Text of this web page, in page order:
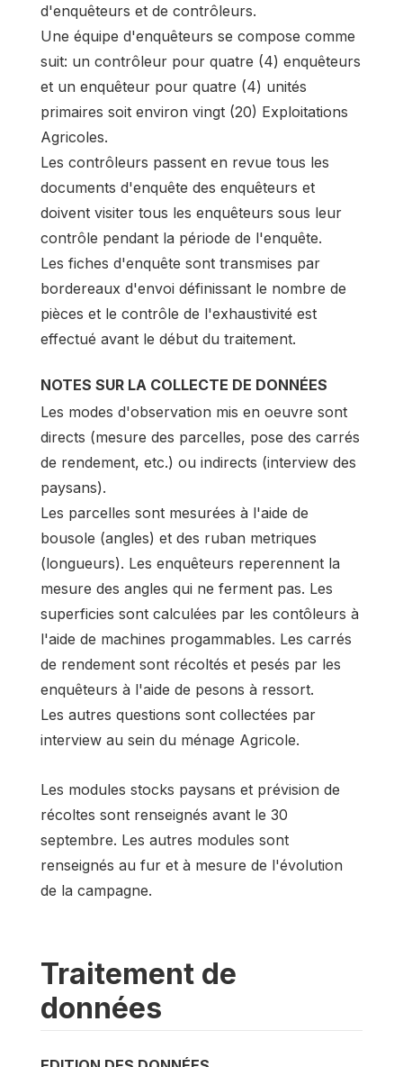
d'enquêteurs et de contrôleurs.
Une équipe d'enquêteurs se compose comme
suit: un contrôleur pour quatre (4) enquêteurs
et un enquêteur pour quatre (4) unités
primaires soit environ vingt (20) Exploitations
Agricoles.
Les contrôleurs passent en revue tous les
documents d'enquête des enquêteurs et
doivent visiter tous les enquêteurs sous leur
contrôle pendant la période de l'enquête.
Les fiches d'enquête sont transmises par
bordereaux d'envoi définissant le nombre de
pièces et le contrôle de l'exhaustivité est
effectué avant le début du traitement.
NOTES SUR LA COLLECTE DE DONNÉES
Les modes d'observation mis en oeuvre sont
directs (mesure des parcelles, pose des carrés
de rendement, etc.) ou indirects (interview des
paysans).
Les parcelles sont mesurées à l'aide de
bousole (angles) et des ruban metriques
(longueurs). Les enquêteurs reperennent la
mesure des angles qui ne ferment pas. Les
superficies sont calculées par les contôleurs à
l'aide de machines progammables. Les carrés
de rendement sont récoltés et pesés par les
enquêteurs à l'aide de pesons à ressort.
Les autres questions sont collectées par
interview au sein du ménage Agricole.
Les modules stocks paysans et prévision de
récoltes sont renseignés avant le 30
septembre. Les autres modules sont
renseignés au fur et à mesure de l'évolution
de la campagne.
Traitement de
données